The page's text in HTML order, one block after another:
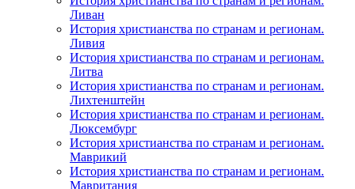
Ливан
История христианства по странам и регионам.
Ливия
История христианства по странам и регионам.
Литва
История христианства по странам и регионам.
Лихтенштейн
История христианства по странам и регионам.
Люксембург
История христианства по странам и регионам.
Маврикий
История христианства по странам и регионам.
Мавритания